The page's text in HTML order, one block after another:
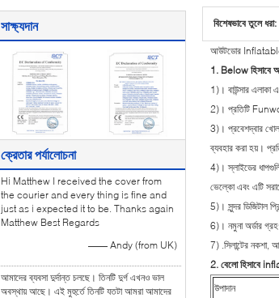
সাক্ষ্যদান
ক্রেতার পর্যালোচনা
Hi Matthew I received the cover from
the courier and every thing is fine and
just as i expected it to be. Thanks again
Matthew Best Regards
—— Andy (from UK)
আমাদের ব্যবসা দুর্দান্ত চলছে। তিনটি দুর্গ এখনও ভাল
অবস্থায় আছে। এই মুহুর্তে তিনটি যতটা আমরা আমাদের
বিশেষভাবে তুলে ধরা:
আউটডোর Inflatables
1. Below হিসাবে
1)। বাউন্সার এলাকা
2)। প্রতিটি
3)। প্রবেশদ্বার
ব্যবহার করা হয়।
4)। স্লাইডের
ভেল্কো এবং এটি
5)। সুন্দর ডিজিটাল
6)। নমুনা অর্ডার
7) .সিলান্টের
2. বেলো হিসাবে
উপাদান